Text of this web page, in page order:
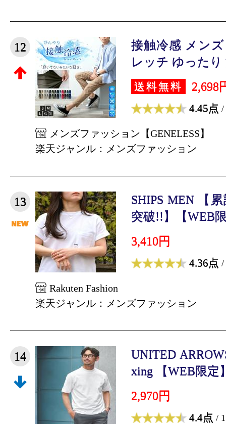
12
接触冷感 メン
レッチ ゆったり
送料無料 2,698
4.45点 /
メンズファッション【GENELESS】
楽天ジャンル：メンズファッション
13
SHIPS MEN 【
突破!!】【WEB
3,410円
4.36点 /
Rakuten Fashion
楽天ジャンル：メンズファッション
14
UNITED
xing 【WEB限定
2,970円
4.4点 /